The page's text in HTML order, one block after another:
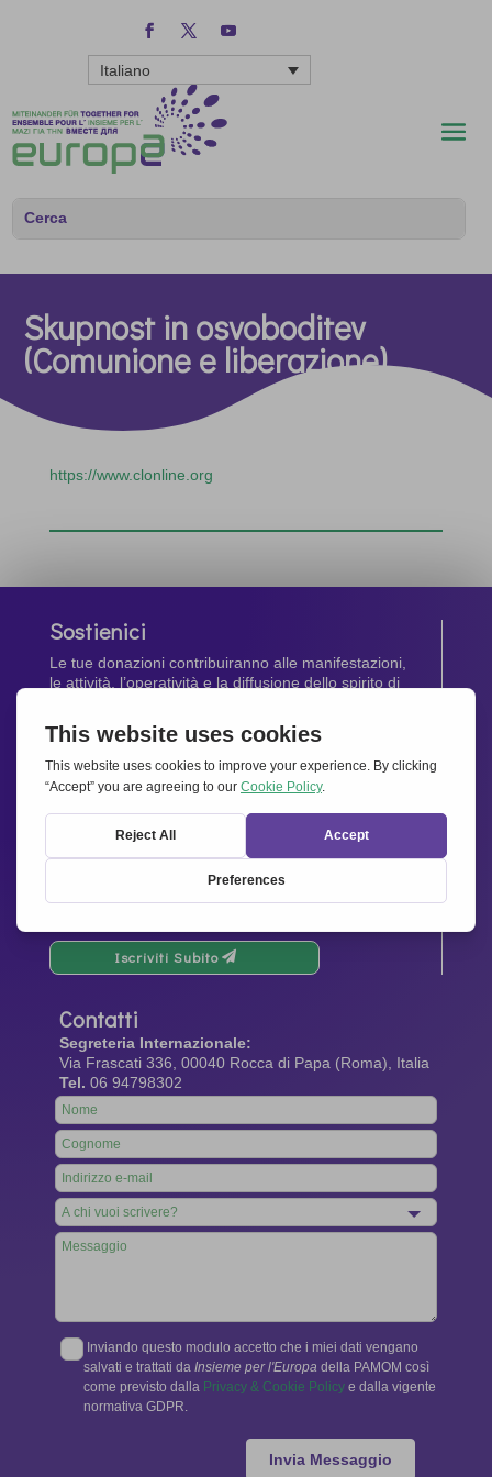
Italiano
Skupnost in osvoboditev
(Comunione e liberazione)
https://www.clonline.org
Sostienici
Le tue donazioni contribuiranno alle manifestazioni,
le attività, l’operatività e la diffusione dello spirito di
Dona Ora
Newsletter
Rimani aggiornato di tutte le ultime notizie dalla
Iscriviti Subito
Contatti
Segreteria Internazionale:
Via Frascati 336, 00040 Rocca di Papa (Roma), Italia
Tel. 06 94798302
Leave
this
field
blank
Inviando questo modulo accetto che i miei dati vengano
salvati e trattati da Insieme per l'Europa della PAMOM così
come previsto dalla Privacy & Cookie Policy e dalla vigente
normativa GDPR.
Invia Messaggio